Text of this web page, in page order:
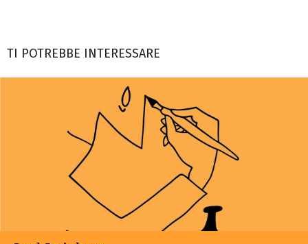
TI POTREBBE INTERESSARE